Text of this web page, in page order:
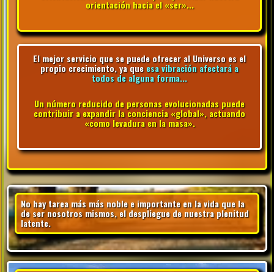
orientación hacia el «ser»...
El mejor servicio que se puede ofrecer al Universo es el
propio crecimiento, ya queesa vibración afectará a
todos de alguna forma...
Un número reducido de personas evolucionadas puede
contribuir a expandir la conciencia «global», actuando
«como levadura en la masa».
No hay tarea más más noble e importante en la vida que la
de ser nosotros mismos, el despliegue de nuestra plenitud
latente.